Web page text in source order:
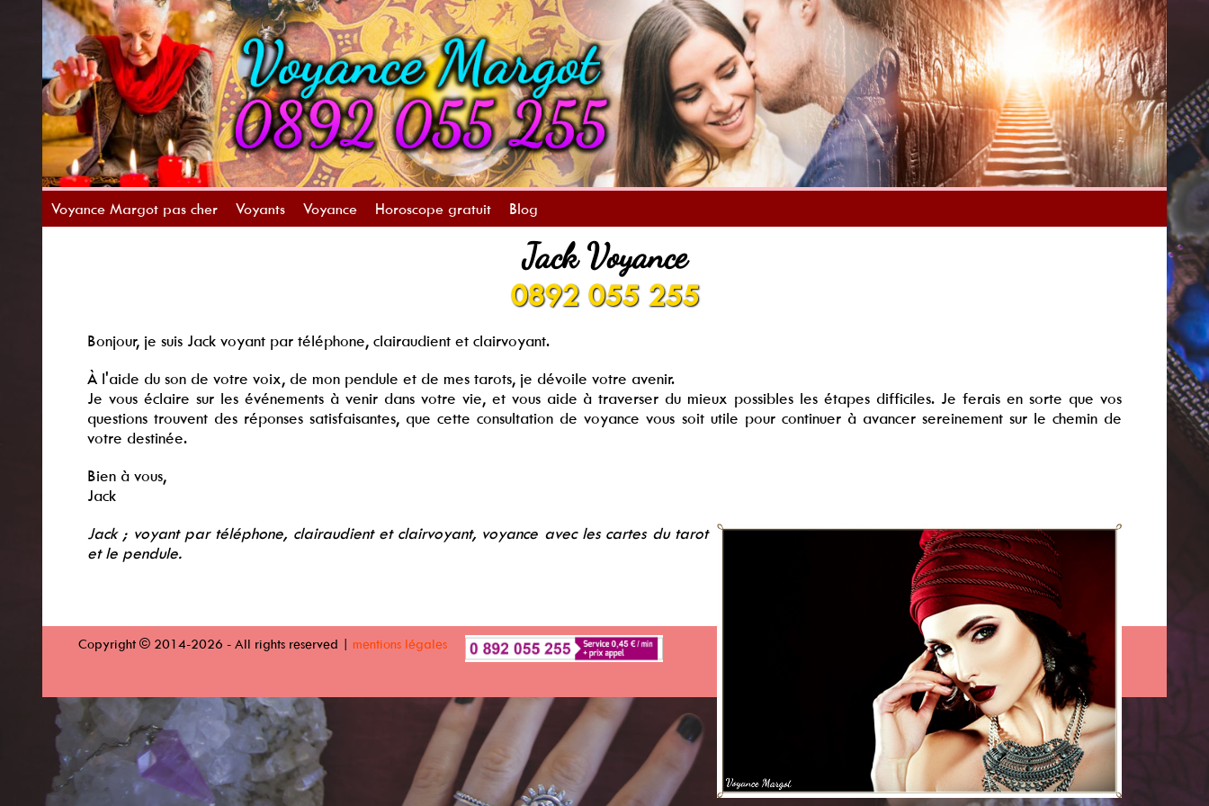
Voyance Margot pas cher Voyants Voyance Horoscope gratuit Blog
Jack Voyance
0892 055 255
Bonjour, je suis Jack voyant par téléphone, clairaudient et clairvoyant.
À l'aide du son de votre voix, de mon pendule et de mes tarots, je dévoile votre avenir.
Je vous éclaire sur les événements à venir dans votre vie, et vous aide à traverser du mieux possibles les étapes difficiles. Je ferais en sorte que vos
questions trouvent des réponses satisfaisantes, que cette consultation de voyance vous soit utile pour continuer à avancer sereinement sur le chemin de
votre destinée.
Bien à vous,
Jack
Jack ; voyant par téléphone, clairaudient et clairvoyant, voyance avec les cartes du tarot
et le pendule.
Copyright © 2014-2026 - All rights reserved | mentions légales